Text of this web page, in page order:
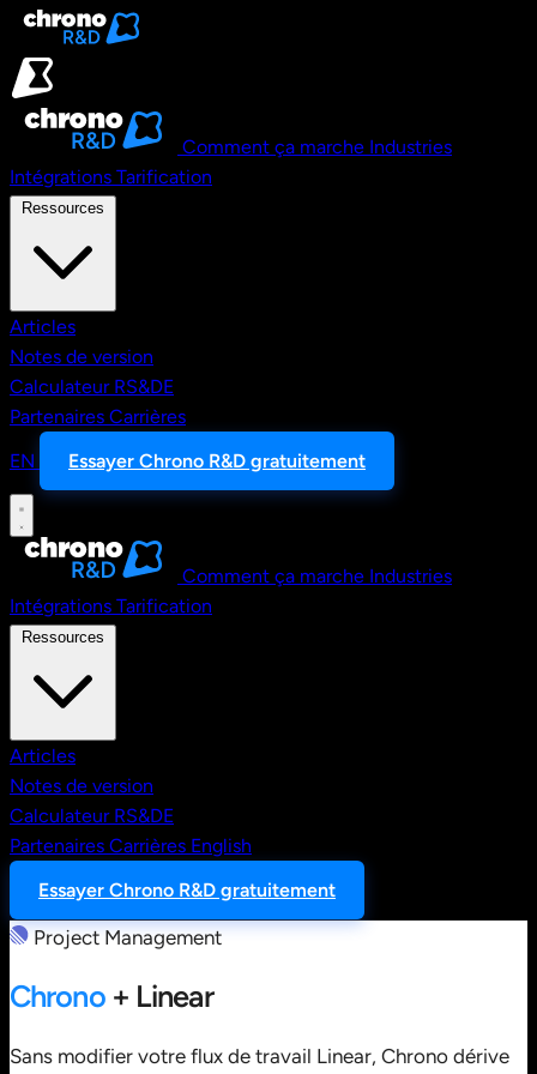
Aller au contenu principal
Comment ça marche Industries
Intégrations Tarification
Articles
Notes de version
Calculateur RS&DE
Partenaires Carrières
EN
Essayer Chrono R&D gratuitement
Comment ça marche Industries
Intégrations Tarification
Articles
Notes de version
Calculateur RS&DE
Partenaires Carrières English
Essayer Chrono R&D gratuitement
Project Management
Chrono+ Linear
Sans modifier votre flux de travail Linear, Chrono dérive